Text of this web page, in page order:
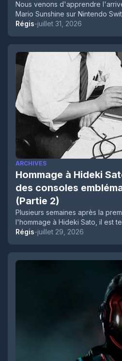
Nous venons d'apprendre
Mario Sunshine sur Nintendo
Régis-juillet 31, 2026
ARCHIVES
Hommage à Hideki
des consoles
(Partie 2)
Plusieurs semaines après la
l'hommage à Hideki Sato, il est
Régis-juillet 29, 2026